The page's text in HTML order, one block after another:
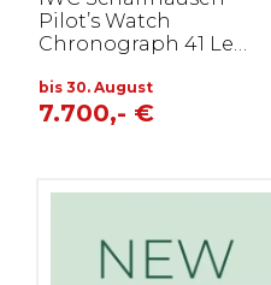
Pilot’s Watch
Chronograph 41 Le
bis 30. August
7.700,- €